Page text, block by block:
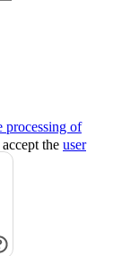
processing of
the user